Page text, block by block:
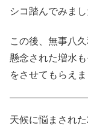
シコ踏んでみまし
この後、無事八
懸念された増水
をさせてもらえま
天候に悩まされ